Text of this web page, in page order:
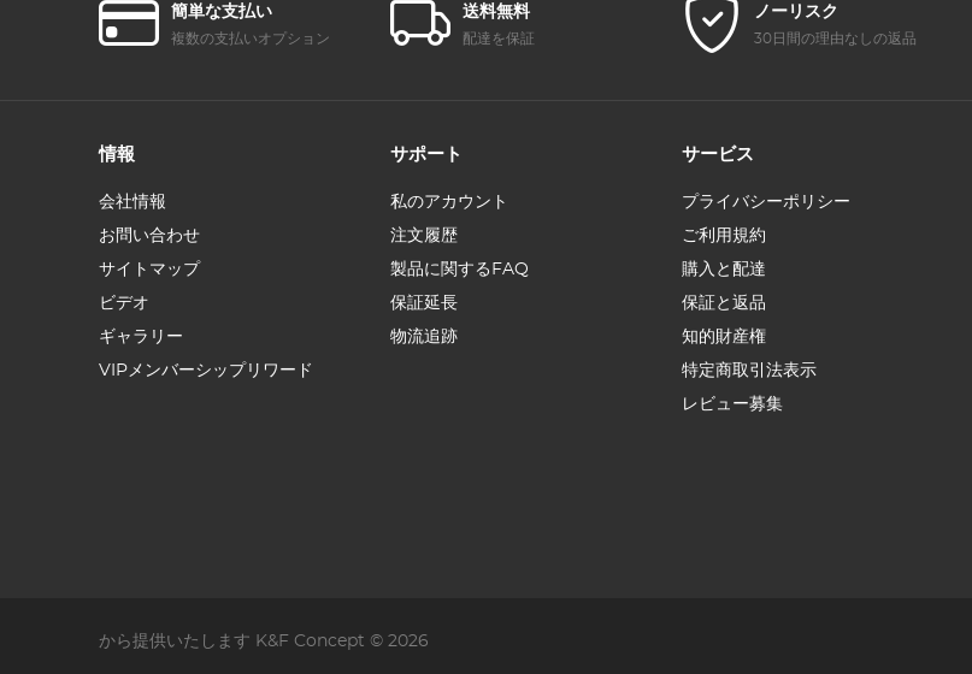
簡単な支払い
複数の支払いオプション
送料無料
配達を保証
ノーリスク
30日間の理由なしの返品
情報
会社情報
お問い合わせ
サイトマップ
ビデオ
ギャラリー
VIPメンバーシップリワード
サポート
私のアカウント
注文履歴
製品に関するFAQ
保証延長
物流追跡
サービス
プライバシーポリシー
ご利用規約
購入と配達
保証と返品
知的財産権
特定商取引法表示
レビュー募集
から提供いたします K&F Concept © 2026